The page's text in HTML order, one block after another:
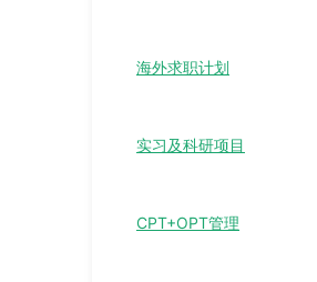
海外求职计划
实习及科研项目
CPT+OPT管理